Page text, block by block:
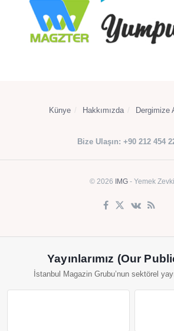
Künye Hakkımızda Dergimize
Bize Ulaşın: +90 212 454
© 2026 IMG - Yemek Zevki
Yayınlarımız (Our
İstanbul Magazin Grubu’nun sektörel